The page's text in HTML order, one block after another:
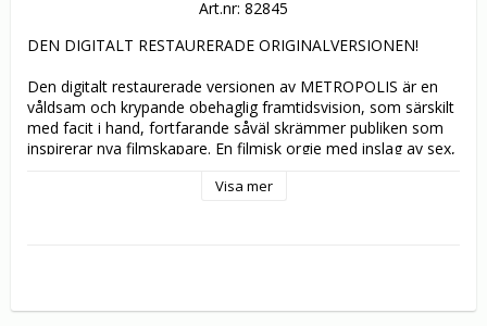
Art.nr: 82845
DEN DIGITALT RESTAURERADE ORIGINALVERSIONEN!
Den digitalt restaurerade versionen av METROPOLIS är en
våldsam och krypande obehaglig framtidsvision, som särskilt
med facit i hand, fortfarande såväl skrämmer publiken som
inspirerar nya filmskapare. En filmisk orgie med inslag av sex,
fiction-epos om tyranni och uppror.
för nazismen med framtidsskildringen METROPOLIS och var
Visa mer